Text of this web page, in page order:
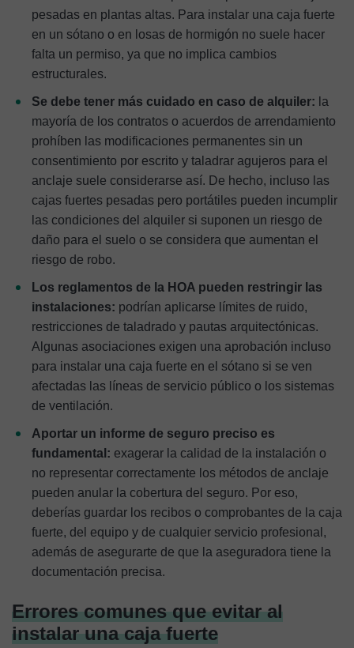
pesadas en plantas altas. Para instalar una caja fuerte
en un sótano o en losas de hormigón no suele hacer
falta un permiso, ya que no implica cambios
estructurales.
Se debe tener más cuidado en caso de alquiler: la
mayoría de los contratos o acuerdos de arrendamiento
prohíben las modificaciones permanentes sin un
consentimiento por escrito y taladrar agujeros para el
anclaje suele considerarse así. De hecho, incluso las
cajas fuertes pesadas pero portátiles pueden incumplir
las condiciones del alquiler si suponen un riesgo de
daño para el suelo o se considera que aumentan el
riesgo de robo.
Los reglamentos de la HOA pueden restringir las
instalaciones: podrían aplicarse límites de ruido,
restricciones de taladrado y pautas arquitectónicas.
Algunas asociaciones exigen una aprobación incluso
para instalar una caja fuerte en el sótano si se ven
afectadas las líneas de servicio público o los sistemas
de ventilación.
Aportar un informe de seguro preciso es
fundamental: exagerar la calidad de la instalación o
no representar correctamente los métodos de anclaje
pueden anular la cobertura del seguro. Por eso,
deberías guardar los recibos o comprobantes de la caja
fuerte, del equipo y de cualquier servicio profesional,
además de asegurarte de que la aseguradora tiene la
documentación precisa.
Errores comunes que evitar al
instalar una caja fuerte